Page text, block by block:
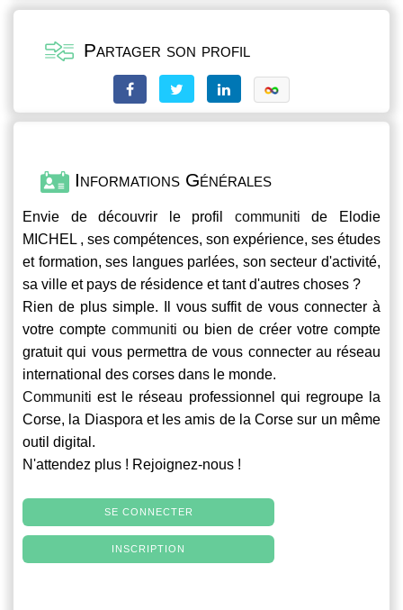
Partager son profil
Informations Générales
Envie de découvrir le profil communiti de Elodie
MICHEL , ses compétences, son expérience, ses études
et formation, ses langues parlées, son secteur d'activité,
sa ville et pays de résidence et tant d'autres choses ?
Rien de plus simple. Il vous suffit de vous connecter à
votre compte communiti ou bien de créer votre compte
gratuit qui vous permettra de vous connecter au réseau
international des corses dans le monde.
Communiti est le réseau professionnel qui regroupe la
Corse, la Diaspora et les amis de la Corse sur un même
outil digital.
N'attendez plus ! Rejoignez-nous !
SE CONNECTER
INSCRIPTION